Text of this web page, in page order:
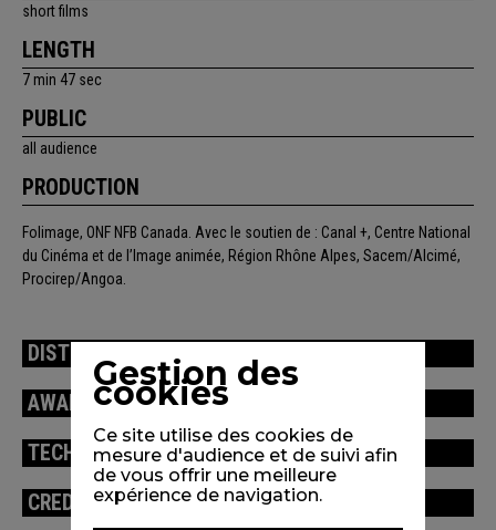
short films
LENGTH
7 min 47 sec
PUBLIC
all audience
PRODUCTION
Folimage, ONF NFB Canada. Avec le soutien de : Canal +, Centre National
du Cinéma et de l’Image animée, Région Rhône Alpes, Sacem/Alcimé,
Procirep/Angoa.
DISTRIBUTION
AWARDS / FESTIVALS
TECHNICAL INFORMATION
CREDITS
Gestion des
cookies
Ce site utilise des cookies de
mesure d'audience et de suivi afin
de vous offrir une meilleure
expérience de navigation.